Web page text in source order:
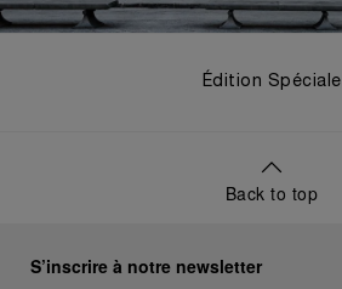
Édition Spéciale
Back to top
S’inscrire à notre newsletter